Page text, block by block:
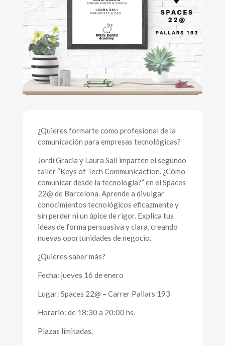
¿Quieres formarte como profesional de la
comunicación para empresas tecnológicas?
Jordi Gracia y Laura Sali imparten el segundo
taller “Keys of Tech Communicaction. ¿Cómo
comunicar desde la tecnología?” en el Spaces
22@ de Barcelona. Aprende a divulgar
conocimientos tecnológicos eficazmente y
sin perder ni un ápice de rigor. Explica tus
ideas de forma persuasiva y clara, creando
nuevas oportunidades de negocio.
¿Quieres saber más?
Fecha: jueves 16 de enero
Lugar: Spaces 22@ – Carrer Pallars 193
Horario: de 18:30 a 20:00 hs.
Plazas limitadas.